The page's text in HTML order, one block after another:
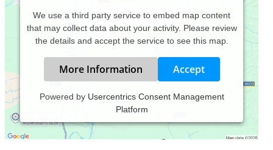
We use a third party service to embed map content
that may collect data about your activity. Please review
the details and accept the service to see this map.
More Information Accept
Powered by Usercentrics Consent Management
Platform
Praxiszeiten:
... nach fern-/mündlicher Vereinbarung...